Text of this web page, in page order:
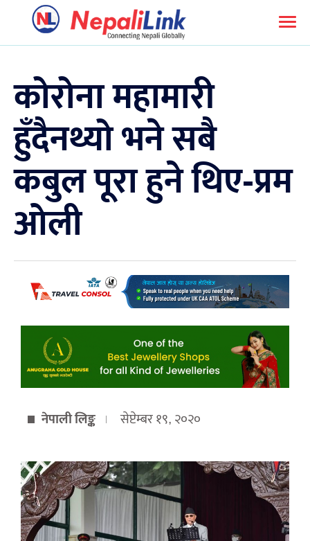
कोरोना महामारी
हुँदैनथ्यो भने सबै
कबुल पूरा हुने थिए-प्रम
ओली
नेपाली लिङ्क सेप्टेम्बर १९, २०२०